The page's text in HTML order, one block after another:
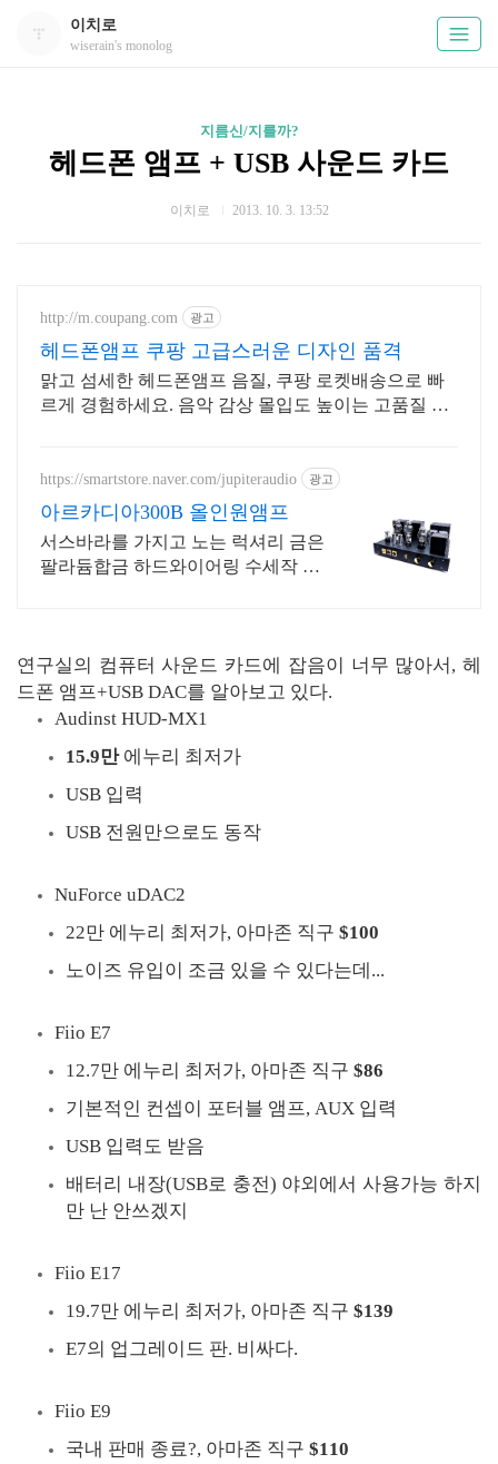
이치로
wiserain's monolog
지름신/지를까?
헤드폰 앰프 + USB 사운드 카드
이치로 2013. 10. 3. 13:52
http://m.coupang.com 광고
헤드폰앰프 쿠팡 고급스러운 디자인 품격
맑고 섬세한 헤드폰앰프 음질, 쿠팡 로켓배송으로 빠
르게 경험하세요. 음악 감상 몰입도 높이는 고품질 사
https://smartstore.naver.com/jupiteraudio 광고
아르카디아300B 올인원앰프
서스바라를 가지고 노는 럭셔리 금은
팔라듐합금 하드와이어링 수세작 헤
연구실의 컴퓨터 사운드 카드에 잡음이 너무 많아서, 헤
드폰 앰프+USB DAC를 알아보고 있다.
Audinst HUD-MX1
15.9만에누리 최저가
USB 입력
USB 전원만으로도 동작
NuForce uDAC2
22만 에누리 최저가, 아마존 직구 $100
노이즈 유입이 조금 있을 수 있다는데...
Fiio E7
12.7만 에누리 최저가, 아마존 직구 $86
기본적인 컨셉이 포터블 앰프, AUX 입력
USB 입력도 받음
배터리 내장(USB로 충전) 야외에서 사용가능 하지
만 난 안쓰겠지
Fiio E17
19.7만 에누리 최저가, 아마존 직구 $139
E7의 업그레이드 판. 비싸다.
Fiio E9
국내 판매 종료?, 아마존 직구 $110